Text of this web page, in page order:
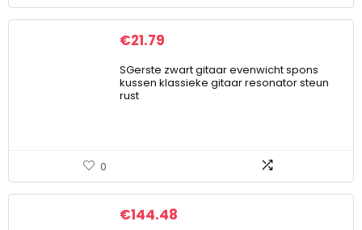
€21.79
SGerste zwart gitaar evenwicht spons
kussen klassieke gitaar resonator steun
rust
0
€144.48